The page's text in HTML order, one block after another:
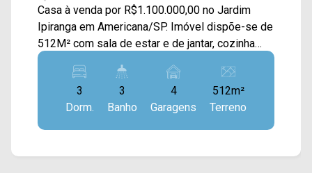
Casa à venda por R$1.100.000,00 no Jardim
Ipiranga em Americana/SP. Imóvel dispõe-se de
512M² com sala de estar e de jantar, cozinha
planejada, quintal, piscina e área de serviço. > 03
dormitórios, sendo 01 suíte; > 04 banheiros,
sendo 03 sociais; > 04 vagas de garagem.
Localizado em Americana, o imóvel contém uma
área com diversos comércios em volta, como
restaurantes, postos de saúde, escolas e entre
3
Dorm.
3
Banho
4
Garagens
512m²
Terreno